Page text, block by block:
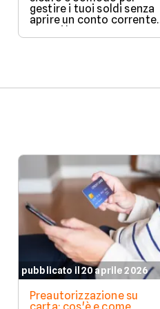
gestire i tuoi soldi senza
aprire un conto
Scopri le carte prepagate
di luglio 2026: abbiamo
scegliere quella perfetta
pubblicato il 20 aprile 2026
Preautorizzazione su